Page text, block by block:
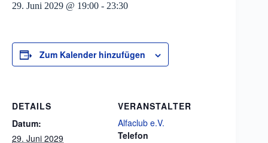
29. Juni 2029 @ 19:00 - 23:30
Zum Kalender hinzufügen
DETAILS
Datum:
29. Juni 2029
VERANSTALTER
Alfaclub e.V.
Telefon